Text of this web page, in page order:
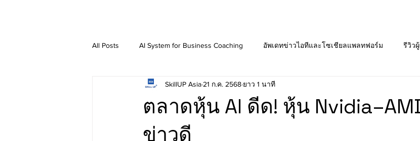
All Posts AI System for Business Coaching อัพเดทข่าวไอทีและโซเชียลแพลทฟอร์ม รีวิว
แจกพร้อมท์ฟรี
ตลาดหุ้น AI ดีด! หุ้น
ข่าวดี
SkillUP Asia 21 ก.ค. 2568 ยาว 1 นาที